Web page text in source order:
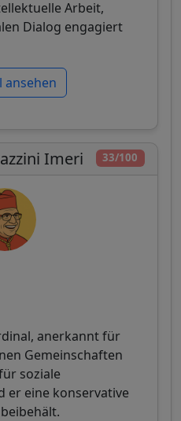
Arbeit,
Dialog engagiert
ansehen
33/100
Imeri
anerkannt für
Gemeinschaften
soziale
er eine konservative